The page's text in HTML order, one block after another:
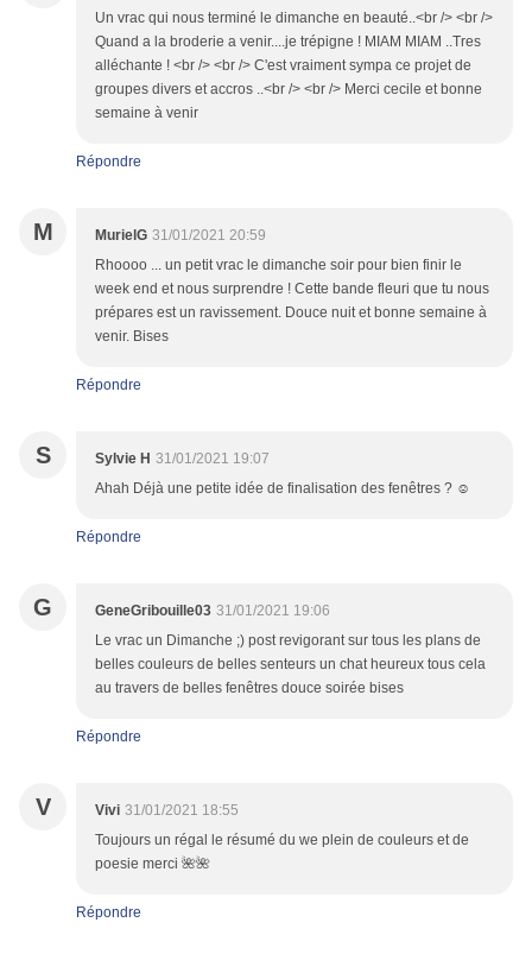
Un vrac qui nous terminé le dimanche en beauté..<br /> <br />
Quand a la broderie a venir....je trépigne ! MIAM MIAM ..Tres
alléchante ! <br /> <br /> C'est vraiment sympa ce projet de
groupes divers et accros ..<br /> <br /> Merci cecile et bonne
semaine à venir
Répondre
M MurielG 31/01/2021 20:59
Rhoooo ... un petit vrac le dimanche soir pour bien finir le
week end et nous surprendre ! Cette bande fleuri que tu nous
prépares est un ravissement. Douce nuit et bonne semaine à
venir. Bises
Répondre
S Sylvie H 31/01/2021 19:07
Ahah Déjà une petite idée de finalisation des fenêtres ? ☺️
Répondre
G GeneGribouille03 31/01/2021 19:06
Le vrac un Dimanche ;) post revigorant sur tous les plans de
belles couleurs de belles senteurs un chat heureux tous cela
au travers de belles fenêtres douce soirée bises
Répondre
V Vivi 31/01/2021 18:55
Toujours un régal le résumé du we plein de couleurs et de
poesie merci 🌺🌺
Répondre